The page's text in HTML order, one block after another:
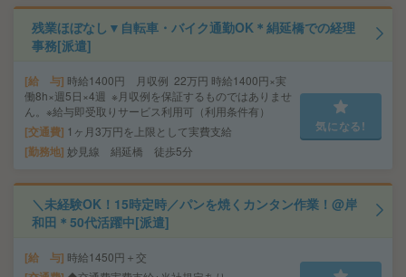
残業ほぼなし▼自転車・バイク通勤OK＊絹延橋での経理
事務[派遣]
給 与 時給1400円 月収例 22万円 時給1400円×実
働8h×週5日×4週 ※月収例を保証するものではありませ
ん。※給与即受取りサービス利用可（利用条件有）
交通費 1ヶ月3万円を上限として実費支給
勤務地 妙見線 絹延橋 徒歩5分
気になる!
＼未経験OK！15時定時／パンを焼くカンタン作業！@岸
和田＊50代活躍中[派遣]
給 与 時給1450円＋交